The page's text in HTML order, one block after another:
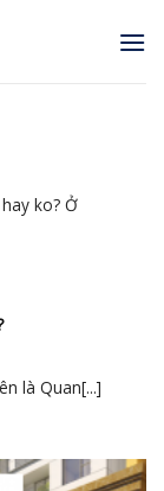
ko? Ở
là Quan[...]